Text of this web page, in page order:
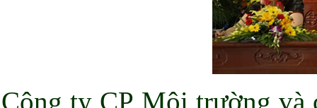
Công ty CP Môi trường và